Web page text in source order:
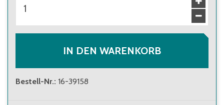
IN DEN WARENKORB
Bestell-Nr.: 16-39158